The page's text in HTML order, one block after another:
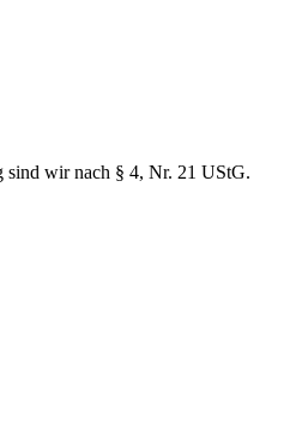
wir nach § 4, Nr. 21 UStG.